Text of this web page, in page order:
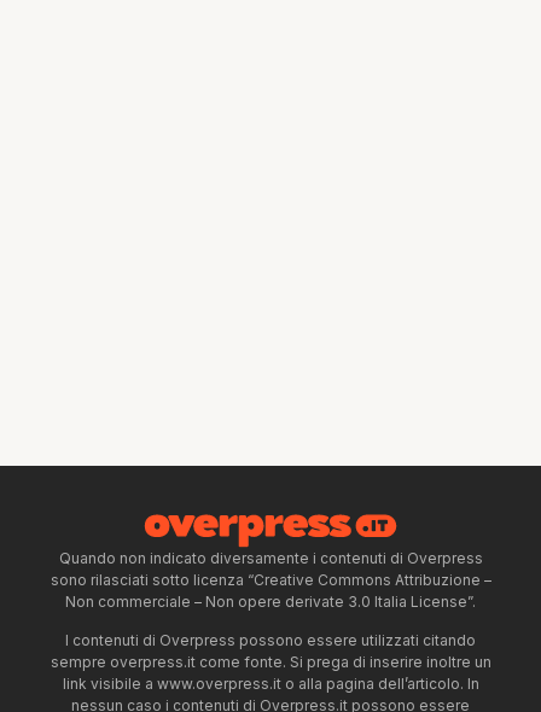
Quando non indicato diversamente i contenuti di Overpress
sono rilasciati sotto licenza “Creative Commons Attribuzione –
Non commerciale – Non opere derivate 3.0 Italia License”.
I contenuti di Overpress possono essere utilizzati citando
sempre overpress.it come fonte. Si prega di inserire inoltre un
link visibile a www.overpress.it o alla pagina dell’articolo. In
nessun caso i contenuti di Overpress.it possono essere